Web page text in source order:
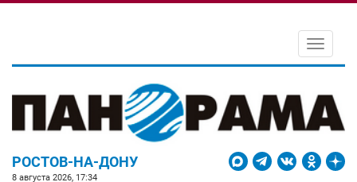
Toggle
РОСТОВ-НА-ДОНУ
8 августа 2026, 17:34